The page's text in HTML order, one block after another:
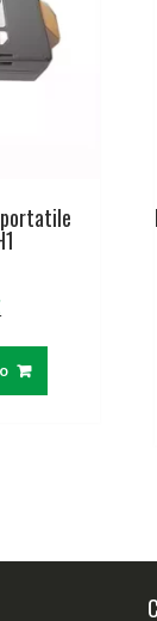
Il
attuale
è: